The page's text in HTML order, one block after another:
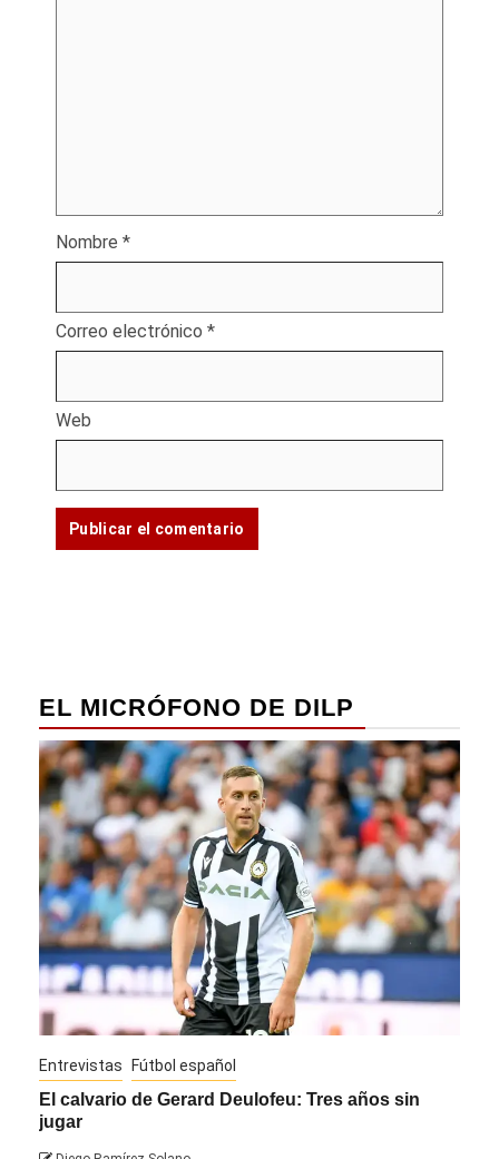
Nombre *
Correo electrónico *
Web
EL MICRÓFONO DE DILP
Entrevistas Fútbol español
El calvario de Gerard Deulofeu: Tres años sin
jugar